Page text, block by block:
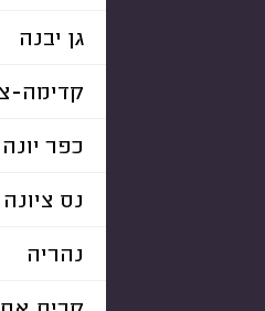
גן יבנה
קדימה-
כפר יונה
נס ציונה
נהריה